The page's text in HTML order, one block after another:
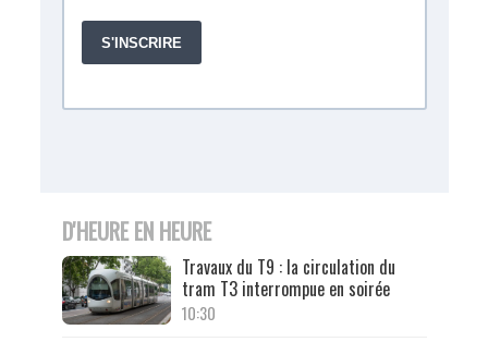
D'HEURE EN HEURE
Travaux du T9 : la circulation du
tram T3 interrompue en soirée
10:30